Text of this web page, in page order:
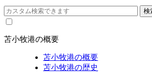
苫小牧港の概要
苫小牧港の概要
苫小牧港の歴史